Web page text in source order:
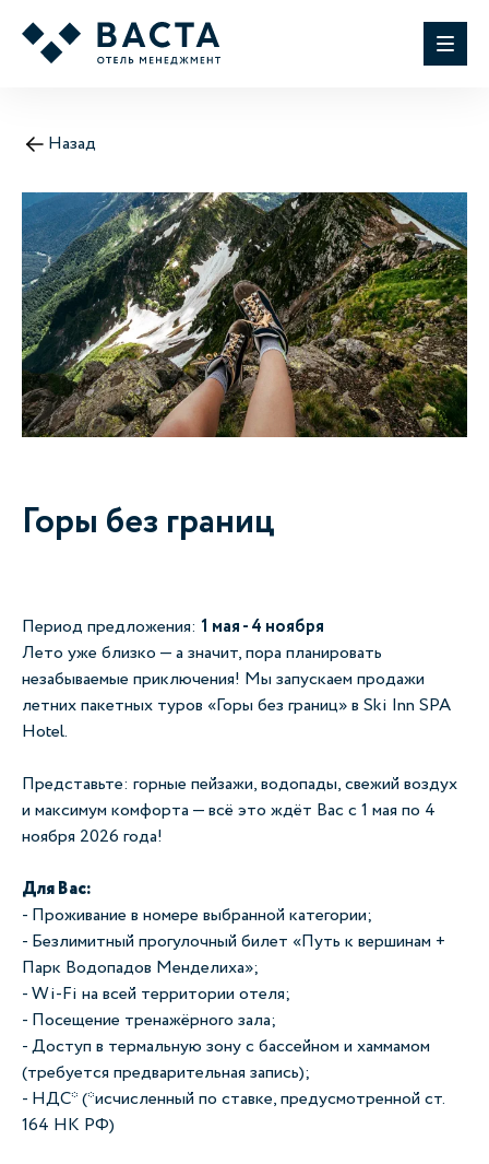
Назад
Горы без границ
Период предложения: 1 мая - 4 ноября
Лето уже близко — а значит, пора планировать
незабываемые приключения! Мы запускаем продажи
летних пакетных туров «Горы без границ» в Ski Inn SPA
Hotel.
Представьте: горные пейзажи, водопады, свежий воздух
и максимум комфорта — всё это ждёт Вас с 1 мая по 4
ноября 2026 года!
Для Вас:
- Проживание в номере выбранной категории;
- Безлимитный прогулочный билет «Путь к вершинам +
Парк Водопадов Менделиха»;
- Wi-Fi на всей территории отеля;
- Посещение тренажёрного зала;
- Доступ в термальную зону с бассейном и хаммамом
(требуется предварительная запись);
- НДС* (*исчисленный по ставке, предусмотренной ст.
164 НК РФ)